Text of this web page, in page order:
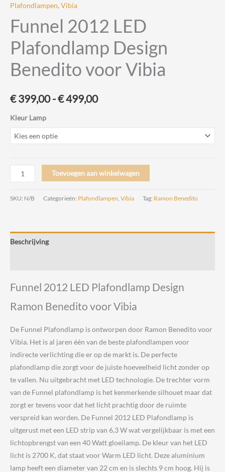
Plafondlampen, Vibia
Funnel 2012 LED
Plafondlamp Design
Benedito voor Vibia
€399,00 -€499,00Prijsklasse:
Kleur Lamp
Funnel
2012
LED
Benedito
voor
Toevoegen aan winkelwagen
SKU: N/B Categorieën: Plafondlampen, Vibia Tag: Ramon Benedito
Beschrijving
Funnel 2012 LED Plafondlamp Design
Ramon Benedito voor Vibia
De Funnel Plafondlamp is ontworpen door Ramon Benedito voor
Vibia. Het is al jaren één van de beste plafondlampen voor
indirecte verlichting die er op de markt is. De perfecte
plafondlamp die zorgt voor de juiste hoeveelheid licht zonder op
te vallen. Nu uitgebracht met LED technologie. De trechter vorm
van de Funnel plafondlamp is het kenmerkende silhouet maar dat
zorgt er tevens voor dat het licht prachtig door de ruimte
verspreid kan worden. De Funnel 2012 LED Plafondlamp is
uitgerust met een LED strip van 6,3 W wat vergelijkbaar is met een
lichtopbrengst van een 40 Watt gloeilamp. De kleur van het LED
licht is 2700 K, dat staat voor Warm LED licht. Deze aluminium
lamp heeft een diameter van 22 cm en is slechts 9 cm hoog. Hij is